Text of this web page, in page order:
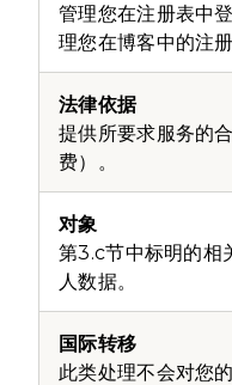
管理您在注册表中
理您在博客中的注册
提供所要求服务的
费）。
第3.c节中标明的相
人数据。
此类处理不会对您